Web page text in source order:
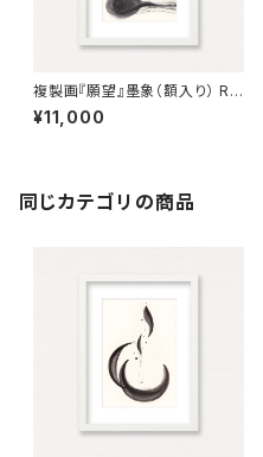
複製画『願望』墨象（額入り） Re
production painting「desir
e」（Framed）
¥11,000
同じカテゴリの商品